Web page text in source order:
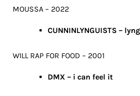
MOUSSA – 2022
CUNNINLYNGUISTS –
WILL RAP FOR FOOD – 2001
DMX – i can feel it